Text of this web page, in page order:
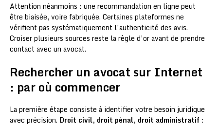
Attention néanmoins : une recommandation en ligne peut
être biaisée, voire fabriquée. Certaines plateformes ne
vérifient pas systématiquement l’authenticité des avis.
Croiser plusieurs sources reste la règle d’or avant de prendre
contact avec un avocat.
Rechercher un avocat sur Internet
: par où commencer
La première étape consiste à identifier votre besoin juridique
avec précision. Droit civil, droit pénal, droit administratif :